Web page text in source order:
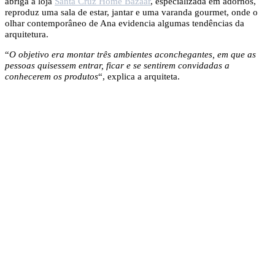
reproduz uma sala de estar, jantar e uma varanda gourmet, onde o
olhar contemporâneo de Ana evidencia algumas tendências da
arquitetura.
“O objetivo era montar três ambientes aconchegantes, em que as
pessoas quisessem entrar, ficar e se sentirem convidadas a
conhecerem os produtos“, explica a arquiteta.